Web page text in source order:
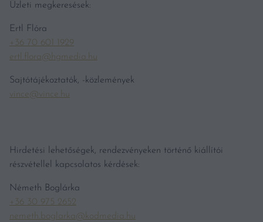
Üzleti megkeresések:
Ertl Flóra
+36 70 601 1929
ertl.flora@hgmedia.hu
Sajtótájékoztatók, -közlemények
vince@vince.hu
Hirdetési lehetőségek, rendezvényeken történő kiállítói
részvétellel kapcsolatos kérdések:
Németh Boglárka
+36 30 975 2652
nemeth.boglarka@kodmedia.hu